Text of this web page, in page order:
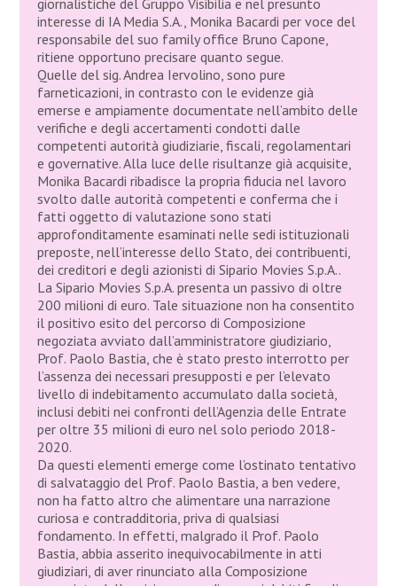
giornalistiche del Gruppo Visibilia e nel presunto
interesse di IA Media S.A., Monika Bacardi per voce del
responsabile del suo family office Bruno Capone,
ritiene opportuno precisare quanto segue.
Quelle del sig. Andrea Iervolino, sono pure
farneticazioni, in contrasto con le evidenze già
emerse e ampiamente documentate nell’ambito delle
verifiche e degli accertamenti condotti dalle
competenti autorità giudiziarie, fiscali, regolamentari
e governative. Alla luce delle risultanze già acquisite,
Monika Bacardi ribadisce la propria fiducia nel lavoro
svolto dalle autorità competenti e conferma che i
fatti oggetto di valutazione sono stati
approfonditamente esaminati nelle sedi istituzionali
preposte, nell’interesse dello Stato, dei contribuenti,
dei creditori e degli azionisti di Sipario Movies S.p.A..
La Sipario Movies S.p.A. presenta un passivo di oltre
200 milioni di euro. Tale situazione non ha consentito
il positivo esito del percorso di Composizione
negoziata avviato dall’amministratore giudiziario,
Prof. Paolo Bastia, che è stato presto interrotto per
l’assenza dei necessari presupposti e per l’elevato
livello di indebitamento accumulato dalla società,
inclusi debiti nei confronti dell’Agenzia delle Entrate
per oltre 35 milioni di euro nel solo periodo 2018-
2020.
Da questi elementi emerge come l’ostinato tentativo
di salvataggio del Prof. Paolo Bastia, a ben vedere,
non ha fatto altro che alimentare una narrazione
curiosa e contradditoria, priva di qualsiasi
fondamento. In effetti, malgrado il Prof. Paolo
Bastia, abbia asserito inequivocabilmente in atti
giudiziari, di aver rinunciato alla Composizione